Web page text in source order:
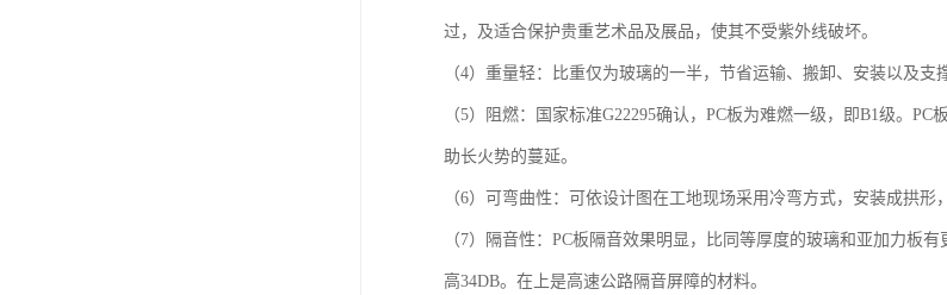
过，及适合保护贵重艺术品及展品，使其不受紫外线破坏。
（4）重量轻：比重仅为玻璃的一半，节省运输、搬卸、安装以及支
（5）阻燃：国家标准G22295确认，PC板为难燃一级，即B1级。
助长火势的蔓延。
（6）可弯曲性：可依设计图在工地现场采用冷弯方式，安装成拱
（7）隔音性：PC板隔音效果明显，比同等厚度的玻璃和亚加力板
高34DB。在上是高速公路隔音屏障的材料。